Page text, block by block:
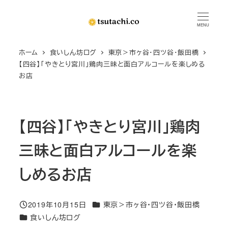
MENU
ホーム 食いしん坊ログ
東京＞市ヶ谷・四ツ谷・飯田橋
【四谷】「やきとり宮川」鶏肉三昧と面白アルコールを楽しめる
お店
【四谷】「やきとり宮川」鶏肉
三昧と面白アルコールを楽
しめるお店
投稿日
2019年10月15日 カテゴリー
東京＞市ヶ谷・四ツ谷・飯田橋
カテゴリー
食いしん坊ログ